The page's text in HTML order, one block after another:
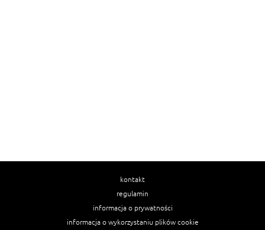
kontakt
regulamin
informacja o prywatności
informacja o wykorzystaniu plików cookie